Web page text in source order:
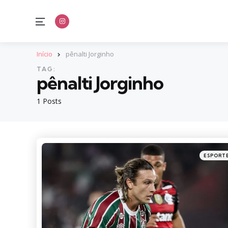
Menu
Início pênalti Jorginho
1 Posts
TAG:
pênalti Jorginho
Posted
in